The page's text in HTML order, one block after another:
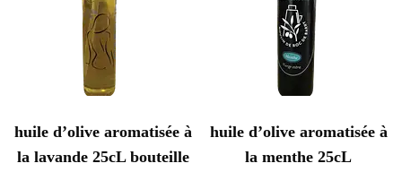
huile d’olive aromatisée à
la lavande 25cL bouteille
huile d’olive aromatisée à
la menthe 25cL